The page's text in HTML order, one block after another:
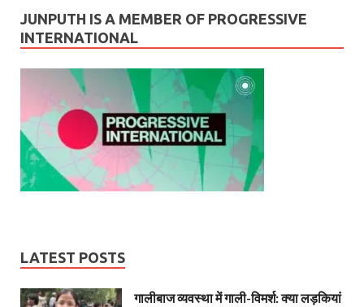
JUNPUTH IS A MEMBER OF PROGRESSIVE
INTERNATIONAL
LATEST POSTS
गालीबाज व्‍यवस्‍था में गाली-विमर्श: क्या लड़कियां